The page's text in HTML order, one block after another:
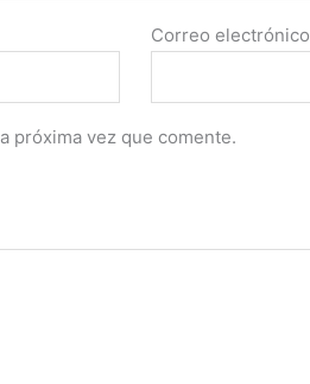
Correo electrónico
próxima vez que comente.